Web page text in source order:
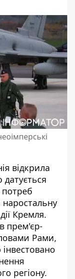
відкрила
потреб
наростальну
Кремля.
прем'єр-
Рами,
регіону.